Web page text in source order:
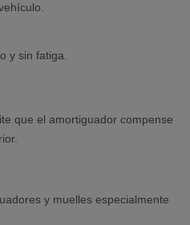
y sin fatiga.
que el amortiguador compense
y muelles especialmente